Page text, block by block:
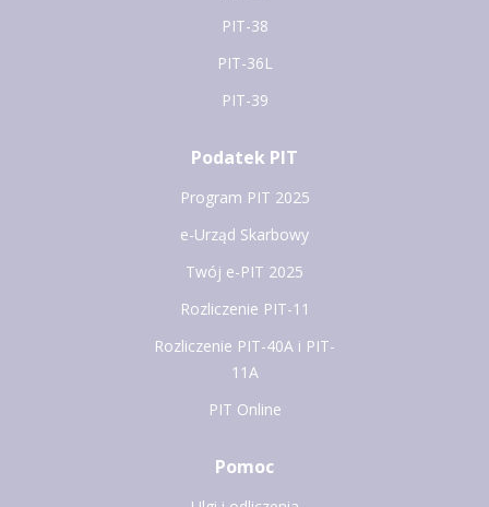
PIT-38
PIT-36L
PIT-39
Podatek PIT
Program PIT 2025
e-Urząd Skarbowy
Twój e-PIT 2025
Rozliczenie PIT-11
Rozliczenie PIT-40A i PIT-
11A
PIT Online
Pomoc